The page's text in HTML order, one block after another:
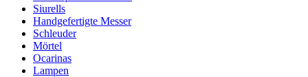
Siurells
Handgefertigte Messer
Schleuder
Mörtel
Ocarinas
Lampen